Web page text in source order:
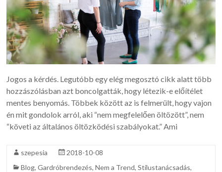
Jogos a kérdés. Legutóbb egy elég megosztó cikk alatt több
hozzászólásban azt boncolgatták, hogy létezik-e előítélet
mentes benyomás. Többek között az is felmerült, hogy vajon
én mit gondolok arról, aki “nem megfelelően öltözött”, nem
“követi az általános öltözködési szabályokat.” Ami
szepesia
2018-10-08
Blog,Gardróbrendezés,Nem a Trend,Stílustanácsadás,